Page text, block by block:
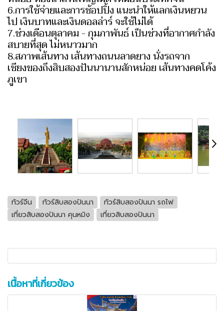
6.การใช้จ่ายและการช้อปปิ้ง แนะนำให้แลกเงินหยวน
ไป เงินบาทและเงินดอลล่าร์ จะใช้ไม่ได้
7.ช่วงเดือนตุลาคม - กุมภาพันธ์ เป็นช่วงที่อากาศกำลัง
สบายที่สุด ไม่หนาวมาก
8.สภาพเส้นทาง เส้นทางถนนลาดยาง นั่งรถจาก
เชียงของถึงสิบสองปันนานานสักหน่อย เส้นทางคดโค้ง
ภูเขา
ทัวร์จีน ทัวร์สิบสองปันนา
ทัวร์สิบสองปันนา รถไฟ
เที่ยวสิบสองปันนา คุนหมิง
เที่ยวสิบสองปันนา
เนื้อหาที่เกี่ยวข้อง